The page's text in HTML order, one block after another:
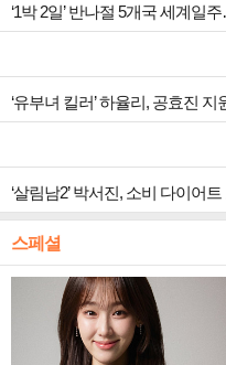
‘1박 2일’ 반나절 5개국 세계일
‘유부녀 킬러’ 하율리, 공효진 지
‘살림남2’ 박서진, 소비 다이어
스페셜